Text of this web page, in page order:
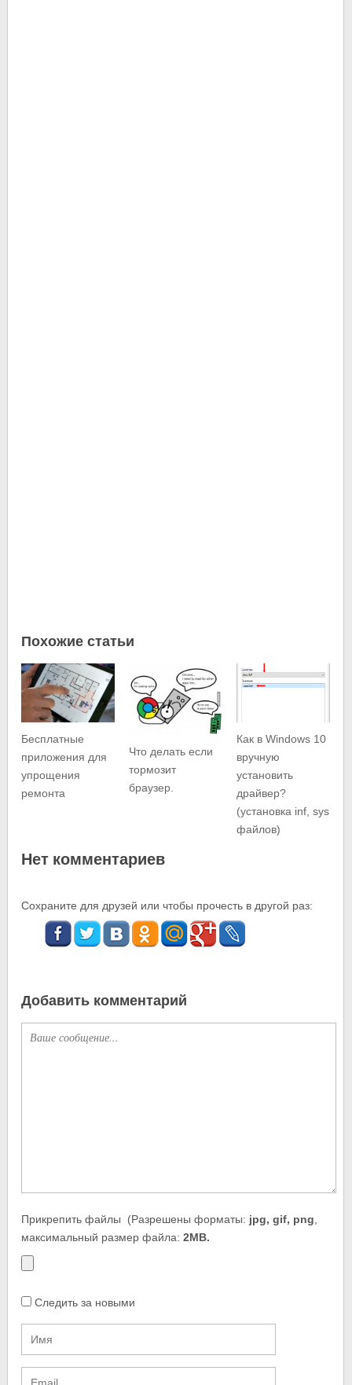
Похожие статьи
Бесплатные
приложения для
упрощения
ремонта
Что делать если
тормозит
браузер.
Как в Windows 10
вручную
установить
драйвер?
(установка inf, sys
файлов)
Нет комментариев
Сохраните для друзей или чтобы прочесть в другой раз:
Добавить комментарий
Прикрепить файлы (Разрешены форматы: jpg, gif, png,
максимальный размер файла:2MB.
Следить за новыми